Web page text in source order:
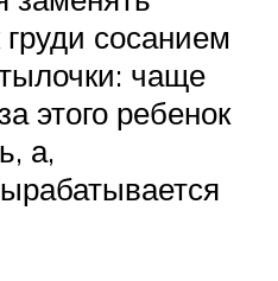
сосанием
чаще
этого ребенок
а,